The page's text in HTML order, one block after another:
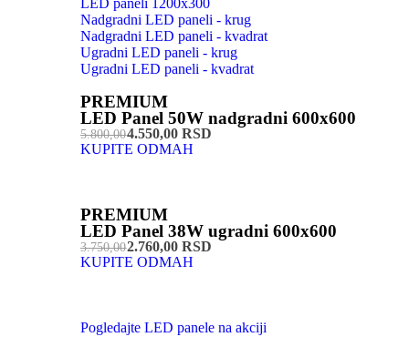
LED paneli 1200x300
Nadgradni LED paneli - krug
Nadgradni LED paneli - kvadrat
Ugradni LED paneli - krug
Ugradni LED paneli - kvadrat
PREMIUM
LED Panel 50W nadgradni 600x600
5.800,004.550,00 RSD
KUPITE ODMAH
PREMIUM
LED Panel 38W ugradni 600x600
3.750,002.760,00 RSD
KUPITE ODMAH
Pogledajte LED panele na akciji